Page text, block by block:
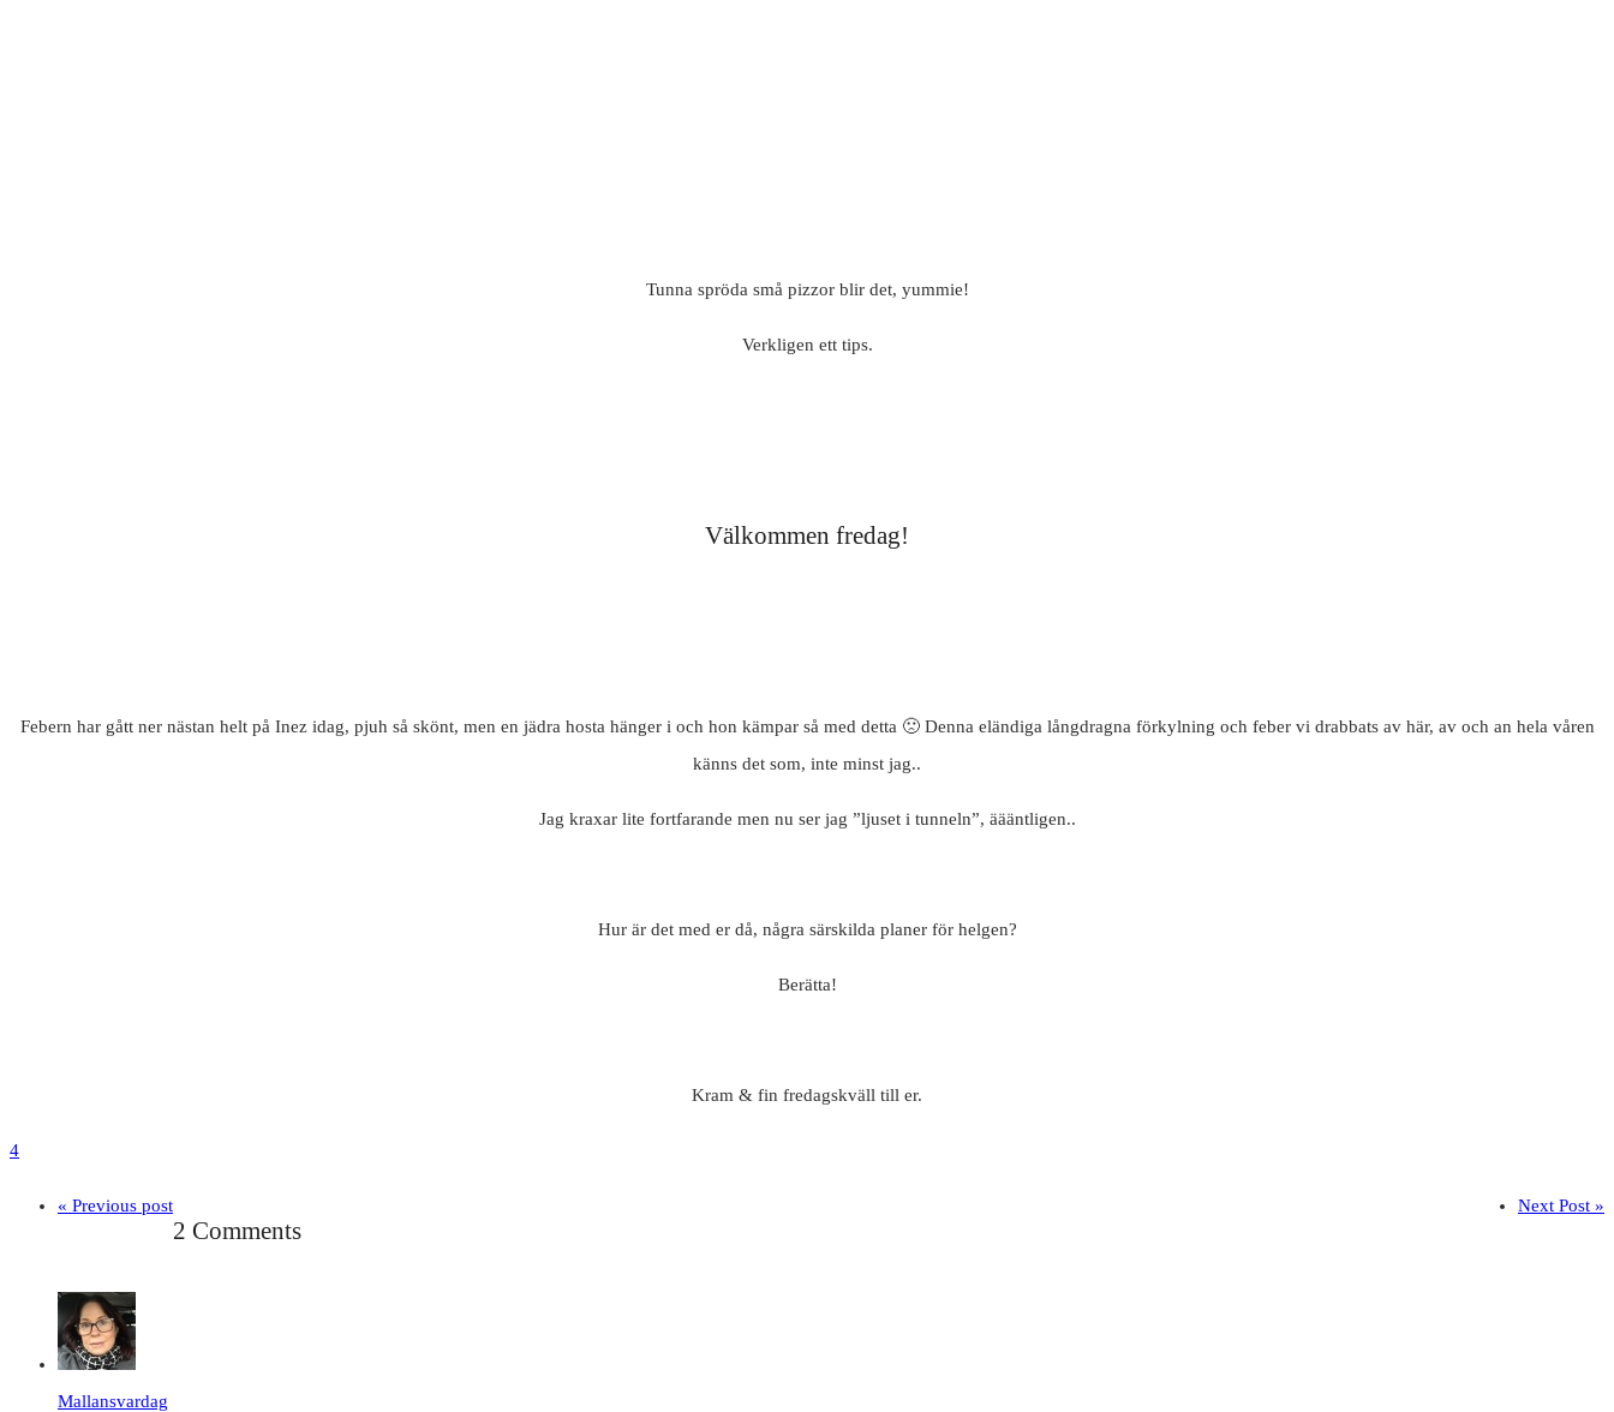
Tunna spröda små pizzor blir det, yummie!
Verkligen ett tips.
Välkommen fredag!
Febern har gått ner nästan helt på Inez idag, pjuh så skönt, men en jädra hosta hänger i och hon kämpar så med detta 🙁 Denna eländiga långdragna förkylning och feber vi drabbats av här, av och an hela våren
känns det som, inte minst jag..
Jag kraxar lite fortfarande men nu ser jag ”ljuset i tunneln”, äääntligen..
Hur är det med er då, några särskilda planer för helgen?
Berätta!
Kram & fin fredagskväll till er.
4
« Previous post Next Post »
2 Comments
Mallansvardag